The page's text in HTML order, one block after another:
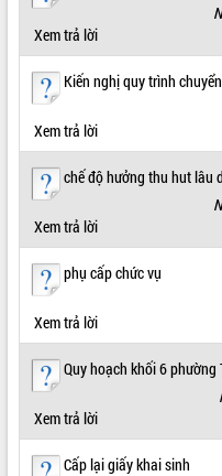
Xem trả lời
Kiến nghị quy trình
Xem trả lời
chế độ hưởng thu hut lâu
Xem trả lời
phụ cấp chức vụ
Xem trả lời
Quy hoạch khối 6 phường
Xem trả lời
Cấp lại giấy khai sinh